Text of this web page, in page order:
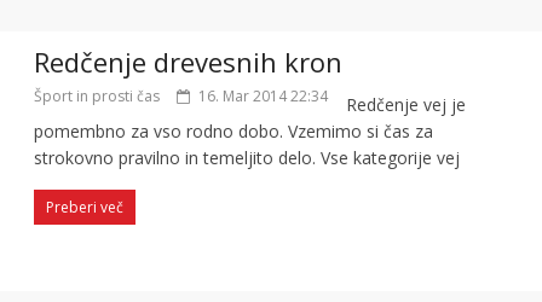
Redčenje drevesnih kron
Šport in prosti čas 16. Mar 2014 22:34
Redčenje vej je
pomembno za vso rodno dobo. Vzemimo si čas za
strokovno pravilno in temeljito delo. Vse kategorije vej
Preberi več